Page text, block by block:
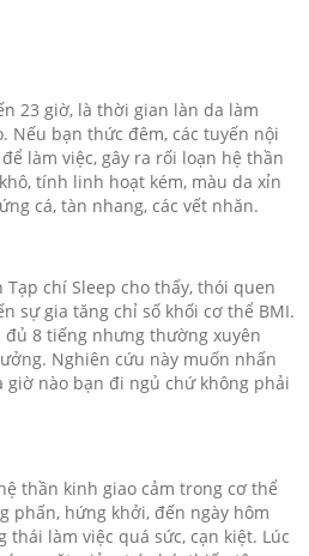
23 giờ, là thời gian làn da làm
Nếu bạn thức đêm, các tuyến nội
làm việc, gây ra rối loạn hệ thần
tính linh hoạt kém, màu da xỉn
cá, tàn nhang, các vết nhăn.
chí Sleep cho thấy, thói quen
sự gia tăng chỉ số khối cơ thể BMI.
8 tiếng nhưng thường xuyên
Nghiên cứu này muốn nhấn
nào bạn đi ngủ chứ không phải
thần kinh giao cảm trong cơ thể
phấn, hứng khởi, đến ngày hôm
thái làm việc quá sức, cạn kiệt. Lúc